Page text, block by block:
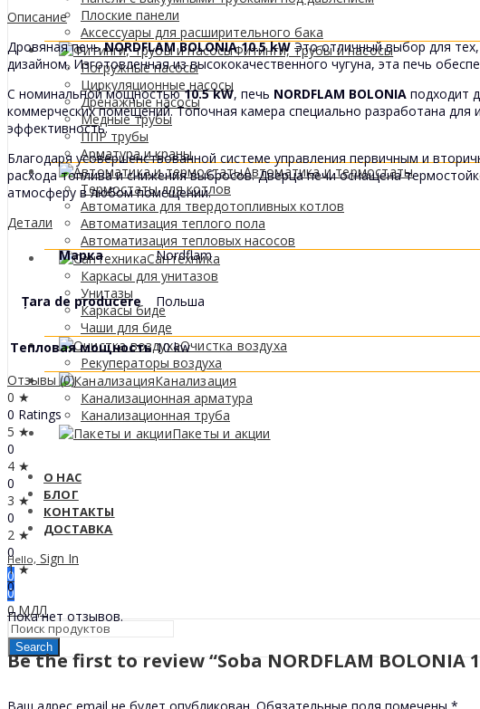
Плоские панели
Аксессуары для расширительного бака
Фитинги, трубы и насосы
Погружные насосы
Циркуляционные насосы
Дренажные насосы
Медные трубы
ППР трубы
Арматура и краны
Автоматика и термостаты
Термостаты для котлов
Автоматика для твердотопливных котлов
Автоматизация теплого пола
Автоматизация тепловых насосов
Сантехника
Каркасы для унитазов
Унитазы
Каркасы биде
Чаши для биде
Очистка воздуха
Рекуператоры воздуха
Канализация
Канализационная арматура
Канализационная труба
Пакеты и акции
О НАС
БЛОГ
КОНТАКТЫ
ДОСТАВКА
Hello, Sign In
0
0
0МДЛ
Search
Описание
Дровяная печьNORDFLAM BOLONIA 10.5 kWЭто отличный выбор для
дизайном. Изготовленная из высококачественного чугуна, эта печь
С номинальной мощностью10.5 kW, печь NORDFLAM BOLONIA подходит
коммерческих помещений. Топочная камера специально разработана
эффективность.
Благодаря усовершенствованной системе управления первичным и
расхода топлива и снижения выбросов. Дверца печи оснащена
атмосферу в любом помещении.
Детали
Марка
Nordflam
Țara de producere Польша
Тепловая мощность 10 kw
Отзывы (0)
0 ★
0 Ratings
5 ★
0
4 ★
0
3 ★
0
2 ★
0
1 ★
0
Пока нет отзывов.
Be the first to review “Soba NORDFLAM BOLONIA
Ваш адрес email не будет опубликован. Обязательные поля помечены *